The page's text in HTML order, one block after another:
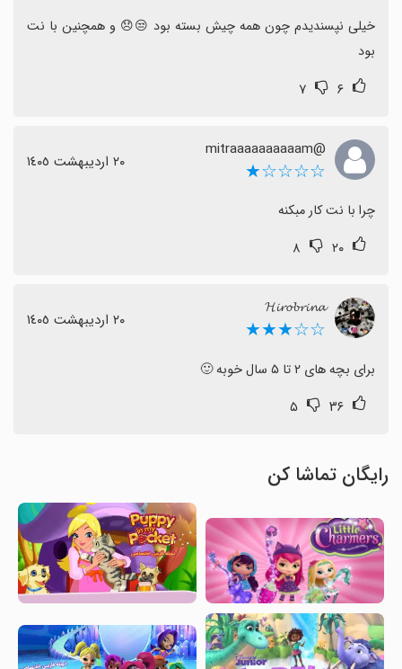
بود
۶ ۷
@mitraaaaaaaaaam
☆☆☆☆★ ٢٠ اردیبهشت ١٤٠٥
چرا با نت کار مبکنه
۲۰ ۸
𝓗𝓲𝓻𝓸𝓫𝓻𝓲𝓷𝓪
☆☆★★★ ٢٠ اردیبهشت ١٤٠٥
برای بچه های ۲ تا ۵ سال خوبه 🙂
۳۶ ۵
رایگان تماشا کن